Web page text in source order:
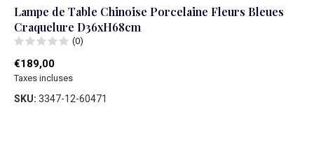
Lampe de Table Chinoise Porcelaine Fleurs Bleues
Craquelure D36xH68cm
(0)
€189,00
Taxes incluses
SKU: 3347-12-60471